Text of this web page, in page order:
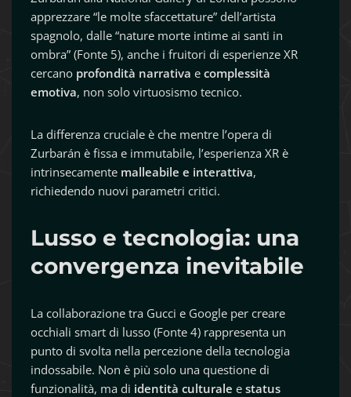
apprezzare “le molte sfaccettature” dell’artista
spagnolo, dalle “nature morte intime ai santi in
ombra” (Fonte 5), anche i fruitori di esperienze XR
cercano profondità narrativa e complessità
emotiva, non solo virtuosismo tecnico.
La differenza cruciale è che mentre l’opera di
Zurbarán è fissa e immutabile, l’esperienza XR è
intrinsecamente malleabile e interattiva,
richiedendo nuovi parametri critici.
Lusso e tecnologia: una
convergenza inevitabile
La collaborazione tra Gucci e Google per creare
occhiali smart di lusso (Fonte 4) rappresenta un
punto di svolta nella percezione della tecnologia
indossabile. Non è più solo una questione di
funzionalità, ma di identità culturale e status